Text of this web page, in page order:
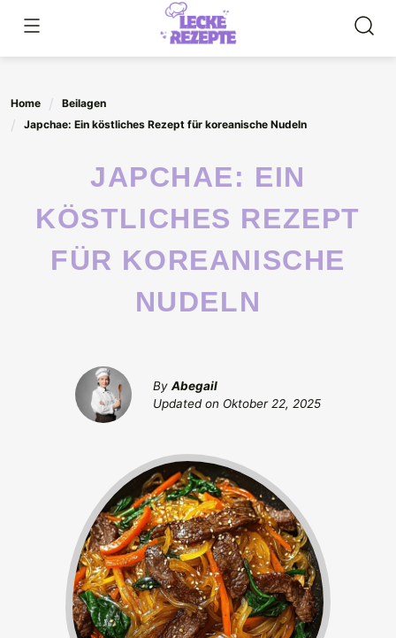
content
Home
Beilagen
Japchae: Ein köstliches Rezept für koreanische Nudeln
JAPCHAE: EIN
KÖSTLICHES REZEPT
FÜR KOREANISCHE
NUDELN
By Abegail
Updated on Oktober 22, 2025